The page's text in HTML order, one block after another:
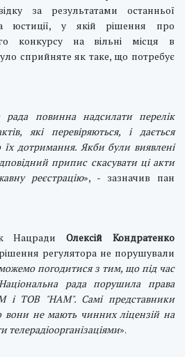
за результатами останньої
юстиції, у якій рішення про
конкурсу на вільні місця в
сприйняте як таке, що потребує
рада повинна надсилати перелік
які перевіряються, і дається
їх дотримання. Якби були виявлені
припис скасувати ці акти
реєстрацію», - зазначив пан
НацрадиОлексій Кондратенко
регулятора не порушували
погодитися з тим, що під час
рада порушила права
і ТОВ "НАМ". Самі представники
вони не мають чинних ліцензій на
телерадіоорганізаціями».